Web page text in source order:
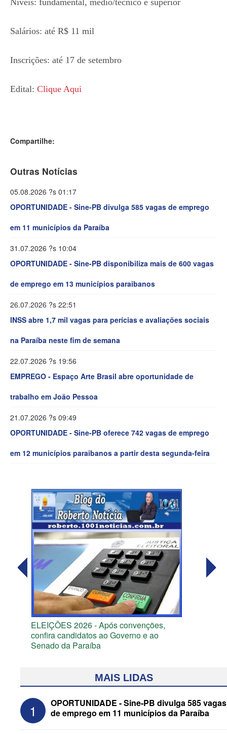
Salários: até R$ 11 mil
Inscrições: até 17 de setembro
Edital: Clique Aqui
Compartilhe:
Outras Notícias
05.08.2026 ?s 01:17
OPORTUNIDADE - Sine-PB divulga 585 vagas de emprego
em 11 municípios da Paraíba
31.07.2026 ?s 10:04
OPORTUNIDADE - Sine-PB disponibiliza mais de 600 vagas
de emprego em 13 municípios paraibanos
26.07.2026 ?s 22:51
INSS abre 1,7 mil vagas para perícias e avaliações sociais
na Paraíba neste fim de semana
22.07.2026 ?s 19:56
EMPREGO - Espaço Arte Brasil abre oportunidade de
trabalho em João Pessoa
21.07.2026 ?s 09:49
OPORTUNIDADE - Sine-PB oferece 742 vagas de emprego
em 12 municípios paraibanos a partir desta segunda-feira
ELEIÇÕES 2026 - Após convenções,
confira candidatos ao Governo e ao
Senado da Paraíba
MAIS LIDAS
1
OPORTUNIDADE - Sine-PB divulga 585 vagas
de emprego em 11 municípios da Paraíba